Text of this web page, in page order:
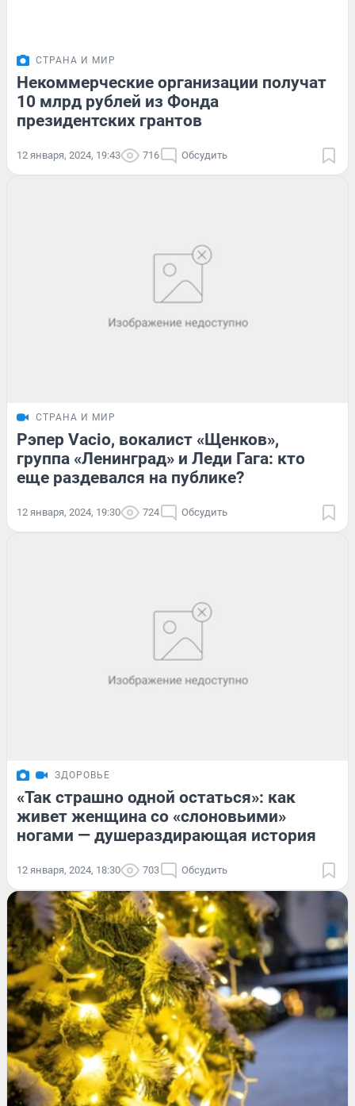
СТРАНА И МИР
Некоммерческие организации получат
10 млрд рублей из Фонда
президентских грантов
12 января, 2024, 19:43 716 Обсудить
СТРАНА И МИР
Рэпер Vacio, вокалист «Щенков»,
группа «Ленинград» и Леди Гага: кто
еще раздевался на публике?
12 января, 2024, 19:30 724 Обсудить
ЗДОРОВЬЕ
«Так страшно одной остаться»: как
живет женщина со «слоновьими»
ногами — душераздирающая история
12 января, 2024, 18:30 703 Обсудить